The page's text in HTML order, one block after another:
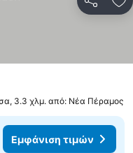
3.3 χλμ. από: Νέα Πέραμος
Εμφάνιση τιμών